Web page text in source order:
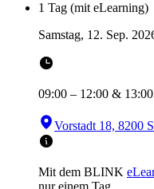
1 Tag (mit eLearning)
Samstag, 12. Sep.
09:00 – 12:00 & 13:00
Vorstadt 18, 8200
Mit dem BLINK
nur einem Tag.